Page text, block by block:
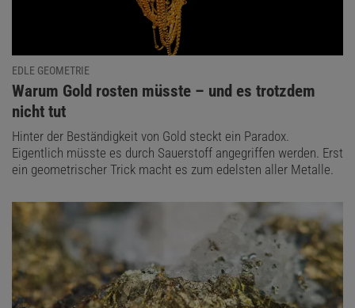
EDLE GEOMETRIE
:
Warum Gold rosten müsste – und es trotzdem
nicht tut
Hinter der Beständigkeit von Gold steckt ein Paradox.
Eigentlich müsste es durch Sauerstoff angegriffen werden. Erst
ein geometrischer Trick macht es zum edelsten aller Metalle.